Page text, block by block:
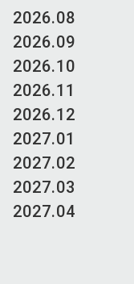
2026.08
2026.09
2026.10
2026.11
2026.12
2027.01
2027.02
2027.03
2027.04